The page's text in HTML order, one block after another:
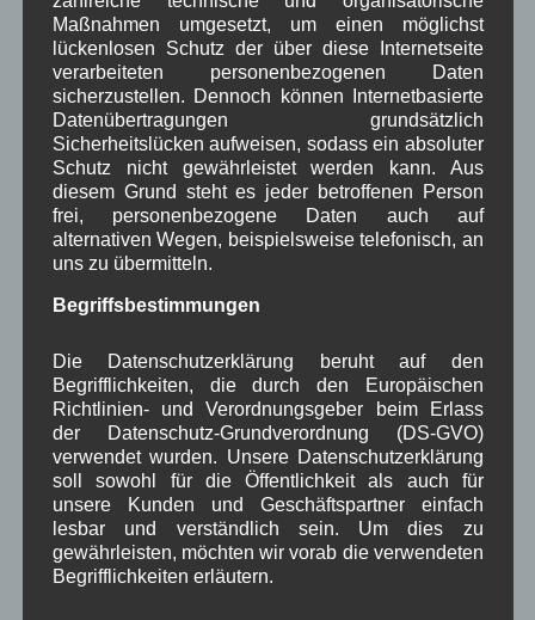
TV ,Umfrage , Veranstaltung , Verkehr ,
Verwaltung Video ,
Vorstand Dorferneuerung Woiga.de ,
Zeitung ,Zigarettensteig
Bauernregel im August
Mariä Himmelfahrt im Sonnenschein, wird der Wein gesegnet
Neueste Kommentare
WBEbeiÜber uns
Josef Otler, Verein fürr Geschichte beiÜber uns
Gerd ErfertbeiÜber uns
Maßnahmen umgesetzt, um einen möglichst
lückenlosen Schutz der über diese Internetseite
verarbeiteten personenbezogenen Daten
sicherzustellen. Dennoch können Internetbasierte
Datenübertragungen grundsätzlich
Sicherheitslücken aufweisen, sodass ein absoluter
Schutz nicht gewährleistet werden kann. Aus
diesem Grund steht es jeder betroffenen Person
frei, personenbezogene Daten auch auf
alternativen Wegen, beispielsweise telefonisch, an
uns zu übermitteln.
Begriffsbestimmungen
Die Datenschutzerklärung beruht auf den
Begrifflichkeiten, die durch den Europäischen
Richtlinien- und Verordnungsgeber beim Erlass
der Datenschutz-Grundverordnung (DS-GVO)
verwendet wurden. Unsere Datenschutzerklärung
soll sowohl für die Öffentlichkeit als auch für
unsere Kunden und Geschäftspartner einfach
lesbar und verständlich sein. Um dies zu
gewährleisten, möchten wir vorab die verwendeten
Begrifflichkeiten erläutern.